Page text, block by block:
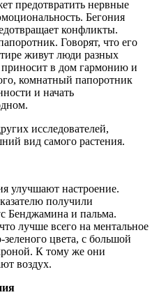
предотвратить нервные
Бегония
конфликты.
Говорят, что его
живут люди разных
в дом гармонию и
комнатный папоротник
и начать
исследователей,
вид самого растения.
улучшают настроение.
получили
Бенджамина и пальма.
лучше всего на ментальное
зеленого цвета, с большой
К тому же они
воздух.